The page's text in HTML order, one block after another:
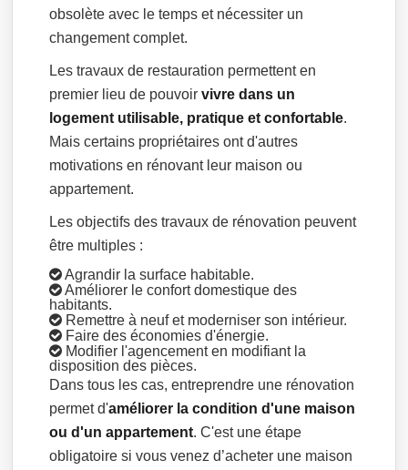
obsolète avec le temps et nécessiter un
changement complet.
Les travaux de restauration permettent en
premier lieu de pouvoirvivre dans un
logement utilisable, pratique et confortable.
Mais certains propriétaires ont d'autres
motivations en rénovant leur maison ou
appartement.
Les objectifs des travaux de rénovation peuvent
être multiples :
Agrandir la surface habitable.
Améliorer le confort domestique des
habitants.
Remettre à neuf et moderniser son intérieur.
Faire des économies d'énergie.
Modifier l'agencement en modifiant la
disposition des pièces.
Dans tous les cas, entreprendre une rénovation
permet d'améliorer la condition d'une maison
ou d'un appartement. C'est une étape
obligatoire si vous venez d’acheter une maison